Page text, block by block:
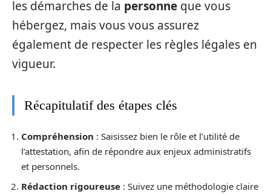
les démarches de la personne que vous
hébergez, mais vous vous assurez
également de respecter les règles légales en
vigueur.
Récapitulatif des étapes clés
Compréhension : Saisissez bien le rôle et l’utilité de
l’attestation, afin de répondre aux enjeux administratifs
et personnels.
Rédaction rigoureuse : Suivez une méthodologie claire